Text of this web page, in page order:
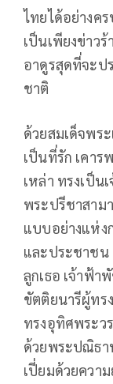
ไทยได้อย่างค
เป็นเพียงข่าว
อาดูรสุดที่จะป
ชาติ
ด้วยสมเด็จพร
เป็นที่รัก เคา
เหล่า ทรงเป็น
พระปรีชาสาม
แบบอย่างแห่ง
และประชาชน
ลูกเธอ เจ้าฟ้า
ขัตติยนารีผู้ทร
ทรงอุทิศพระว
ด้วยพระปณิธา
เปี่ยมด้วยควา